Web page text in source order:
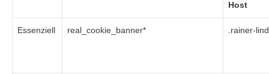
Host
Essenziell real_cookie_banner* .rainer-